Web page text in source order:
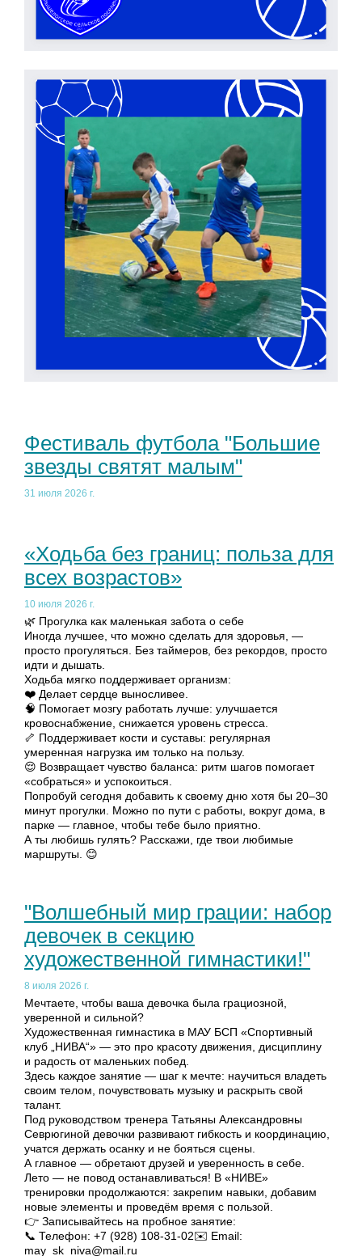
Фестиваль футбола "Большие
звезды святят малым"
31 июля 2026 г.
«Ходьба без границ: польза для
всех возрастов»
10 июля 2026 г.
🌿 Прогулка как маленькая забота о себе
Иногда лучшее, что можно сделать для здоровья, —
просто прогуляться. Без таймеров, без рекордов, просто
идти и дышать.
Ходьба мягко поддерживает организм:
❤️ Делает сердце выносливее.
🧠 Помогает мозгу работать лучше: улучшается
кровоснабжение, снижается уровень стресса.
🦴 Поддерживает кости и суставы: регулярная
умеренная нагрузка им только на пользу.
😌 Возвращает чувство баланса: ритм шагов помогает
«собраться» и успокоиться.
Попробуй сегодня добавить к своему дню хотя бы 20–30
минут прогулки. Можно по пути с работы, вокруг дома, в
парке — главное, чтобы тебе было приятно.
А ты любишь гулять? Расскажи, где твои любимые
маршруты. 😊
"Волшебный мир грации: набор
девочек в секцию
художественной гимнастики!"
8 июля 2026 г.
Мечтаете, чтобы ваша девочка была грациозной,
уверенной и сильной?
Художественная гимнастика в МАУ БСП «Спортивный
клуб „НИВА“» — это про красоту движения, дисциплину
и радость от маленьких побед.
Здесь каждое занятие — шаг к мечте: научиться владеть
своим телом, почувствовать музыку и раскрыть свой
талант.
Под руководством тренера Татьяны Александровны
Севрюгиной девочки развивают гибкость и координацию,
учатся держать осанку и не бояться сцены.
А главное — обретают друзей и уверенность в себе.
Лето — не повод останавливаться! В «НИВЕ»
тренировки продолжаются: закрепим навыки, добавим
новые элементы и проведём время с пользой.
👉 Записывайтесь на пробное занятие:
📞 Телефон: +7 (928) 108-31-02✉️ Email:
may_sk_niva@mail.ru